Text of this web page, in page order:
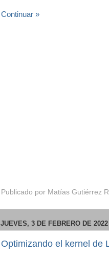
Continuar »
Publicado por Matías Gutiérrez
JUEVES, 3 DE FEBRERO DE 2022
Optimizando el kernel de